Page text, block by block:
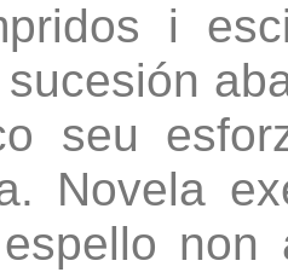
i
seu
Novela